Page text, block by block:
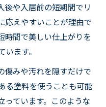
後や入居前の短期間でリ
応えやすいことが理由で
時間で美しい仕上がりを
ます。
傷みや汚れを隠すだけで
る塗料を使うことも可能
っています。このような